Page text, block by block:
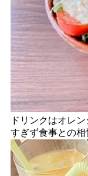
ドリンクはオレ
すぎず食事との